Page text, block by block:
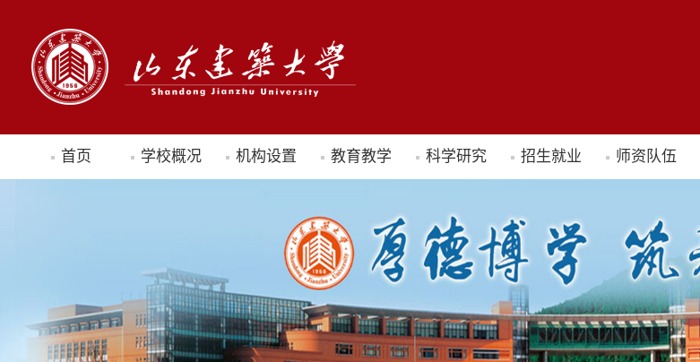
首页 学校概况 机构设置 教育教学 科学研究 招生就业 师资队伍